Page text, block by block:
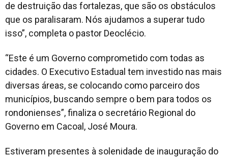
de destruição das fortalezas, que são os obstáculos
que os paralisaram. Nós ajudamos a superar tudo
isso”, completa o pastor Deoclécio.
“Este é um Governo comprometido com todas as
cidades. O Executivo Estadual tem investido nas mais
diversas áreas, se colocando como parceiro dos
municípios, buscando sempre o bem para todos os
rondonienses”, finaliza o secretário Regional do
Governo em Cacoal, José Moura.
Estiveram presentes à solenidade de inauguração do